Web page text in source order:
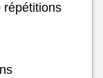
répétitions